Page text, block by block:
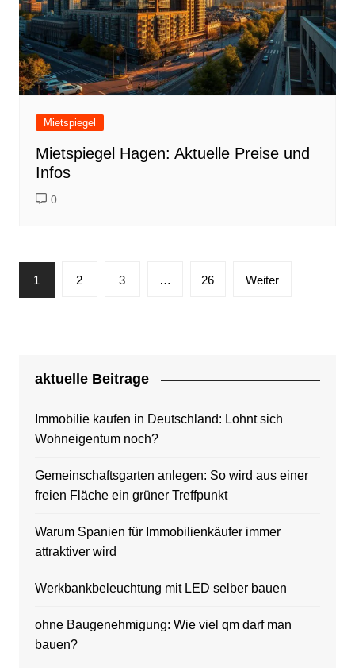
Mietspiegel
Mietspiegel Hagen: Aktuelle Preise und
Infos
0
Seitennummerierung
der
1 2 3 … 26 Weiter
aktuelle Beitrage
Immobilie kaufen in Deutschland: Lohnt sich
Wohneigentum noch?
Gemeinschaftsgarten anlegen: So wird aus einer
freien Fläche ein grüner Treffpunkt
Warum Spanien für Immobilienkäufer immer
attraktiver wird
Werkbankbeleuchtung mit LED selber bauen
ohne Baugenehmigung: Wie viel qm darf man
bauen?